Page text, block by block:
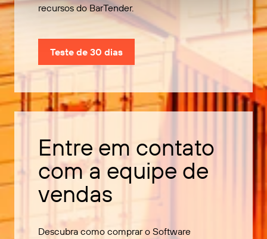
recursos do BarTender.
Teste de 30 dias
Entre em contato
com a equipe de
vendas
Descubra como comprar o Software